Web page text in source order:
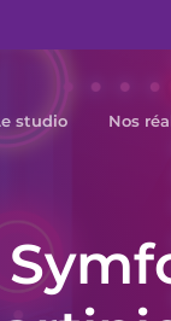
studio Nos